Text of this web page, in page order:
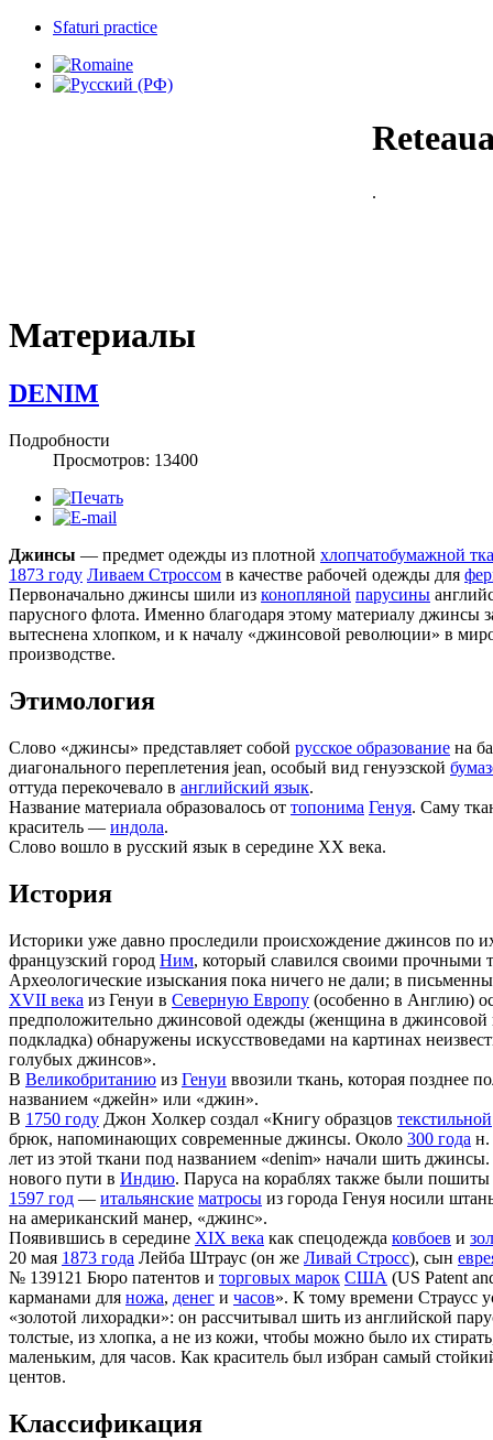
Sfaturi practice
.
Материалы
DENIM
Подробности
Просмотров: 13400
Джинсы — предмет одежды из плотной хлопчатобумажной
1873 году Ливаем Строссом в качестве рабочей одежды для
Первоначально джинсы шили из конопляной парусины
парусного флота. Именно благодаря этому материалу
вытеснена хлопком, и к началу «джинсовой революции» в
производстве.
Этимология
Слово «джинсы» представляет собой русское образование на
диагонального переплетения jean, особый вид генуэзской
оттуда перекочевало в английский язык.
Название материала образовалось от топонима Генуя. Саму
краситель — индола.
Слово вошло в русский язык в середине XX века.
История
Историки уже давно проследили происхождение джинсов по
французский город Ним, который славился своими
Археологические изыскания пока ничего не дали; в
XVII века из Генуи в Северную Европу (особенно в Англию)
предположительно джинсовой одежды (женщина в джинсовой
подкладка) обнаружены искусствоведами на картинах
голубых джинсов».
В Великобританию из Генуи ввозили ткань, которая позднее
названием «джейн» или «джин».
В 1750 году Джон Холкер создал «Книгу образцов текстильной
брюк, напоминающих современные джинсы. Около 300 года н.
лет из этой ткани под названием «denim» начали шить
нового пути в Индию. Паруса на кораблях также были пошиты
1597 год — итальянские матросы из города Генуя носили
на американский манер, «джинс».
Появившись в середине XIX века как спецодежда ковбоев и
20 мая 1873 года Лейба Штраус (он же Ливай Стросс), сын
№ 139121 Бюро патентов и торговых марок США (US Patent
карманами для ножа, денег и часов». К тому времени Страусс
«золотой лихорадки»: он рассчитывал шить из английской
толстые, из хлопка, а не из кожи, чтобы можно было их
маленьким, для часов. Как краситель был избран самый
центов.
Классификация